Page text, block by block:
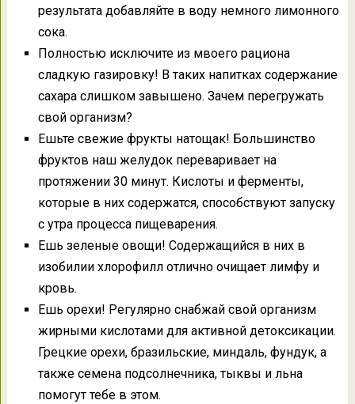
результата добавляйте в воду немного лимонного
сока.
Полностью исключите из мвоего рациона
сладкую газировку! В таких напитках содержание
сахара слишком завышено. Зачем перегружать
свой организм?
Ешьте свежие фрукты натощак! Большинство
фруктов наш желудок переваривает на
протяжении 30 минут. Кислоты и ферменты,
которые в них содержатся, способствуют запуску
с утра процесса пищеварения.
Ешь зеленые овощи! Содержащийся в них в
изобилии хлорофилл отлично очищает лимфу и
кровь.
Ешь орехи! Регулярно снабжай свой организм
жирными кислотами для активной детоксикации.
Грецкие орехи, бразильские, миндаль, фундук, а
также семена подсолнечника, тыквы и льна
помогут тебе в этом.